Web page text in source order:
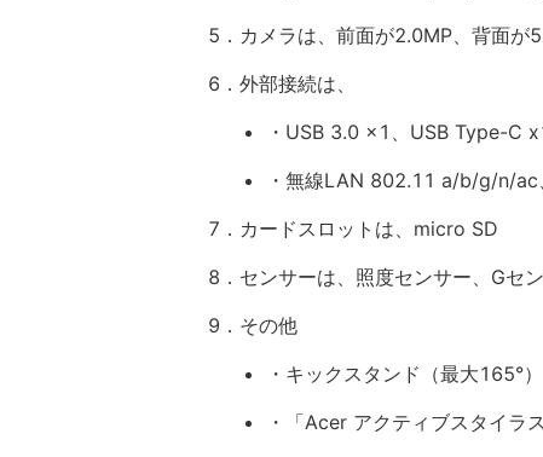
5．カメラは、前面が2.0MP、背面が
6．外部接続は、
・USB 3.0 x1、USB Type-C
・無線LAN 802.11 a/b/g/n/
7．カードスロットは、micro SD
8．センサーは、照度センサー、Gセ
9．その他
・キックスタンド（最大165°）
・「Acer アクティブスタイラ